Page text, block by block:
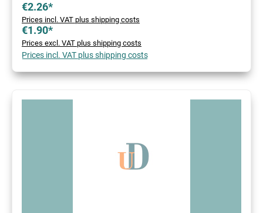
€2.26*
Prices incl. VAT plus shipping costs
€1.90*
Prices excl. VAT plus shipping costs
Prices incl. VAT plus shipping costs